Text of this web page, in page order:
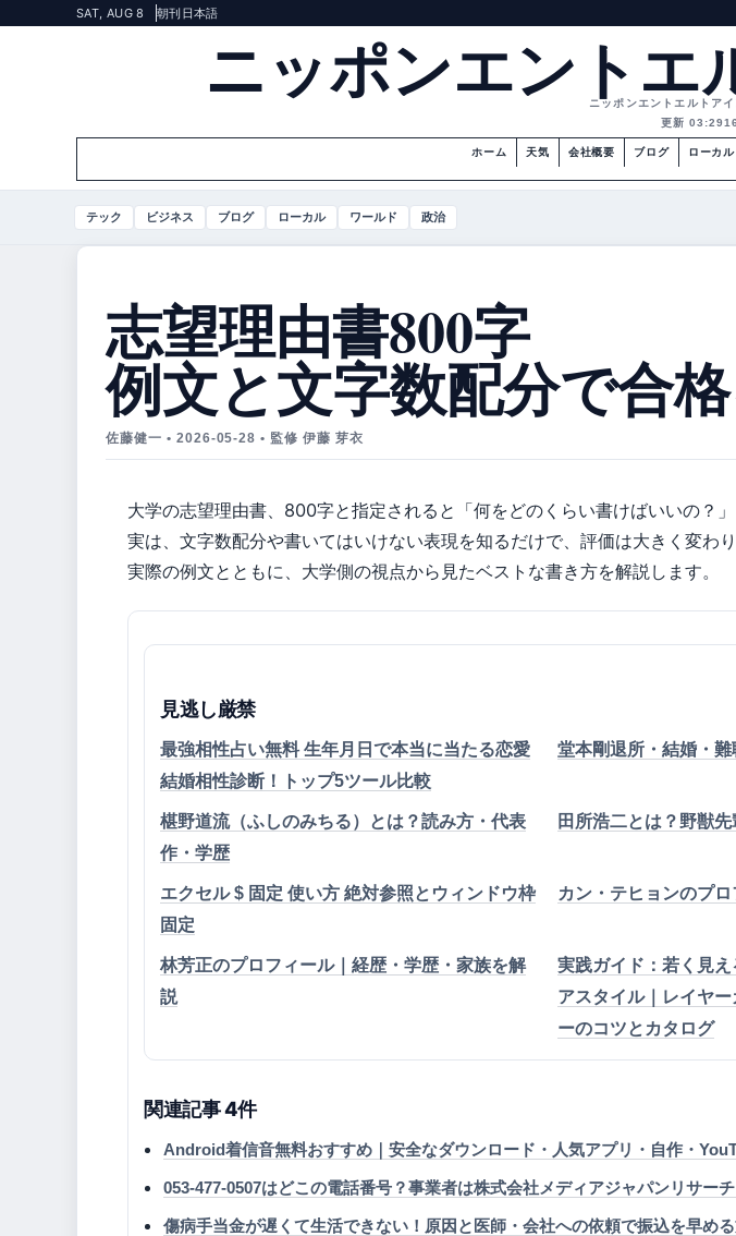
SAT, AUG 8 朝刊 日本語
ニッポンエントエ
ニッポンエントエルトア
更新 03:29
ホーム 天気 会社概要 ブログ ローカル
テック ビジネス ブログ ローカル ワールド 政治
志望理由書800字
例文と文字数配分で合
佐藤健一 • 2026-05-28 • 監修 伊藤 芽衣
大学の志望理由書、800字と指定されると「何をどのくらい書けばいいの？」
実は、文字数配分や書いてはいけない表現を知るだけで、評価は大きく変わ
実際の例文とともに、大学側の視点から見たベストな書き方を解説します。
見逃し厳禁
最強相性占い無料 生年月日で本当に当たる恋愛
結婚相性診断！トップ5ツール比較
堂本剛退所・結婚・
椹野道流（ふしのみちる）とは？読み方・代表
作・学歴
田所浩二とは？野獣
エクセル $ 固定 使い方 絶対参照とウィンドウ枠
固定
カン・テヒョンのプ
林芳正のプロフィール｜経歴・学歴・家族を解
説
実践ガイド：若く見
アスタイル｜レイヤ
ーのコツとカタログ
関連記事 4件
Android着信音無料おすすめ｜安全なダウンロード・人気アプリ・自作・
053-477-0507はどこの電話番号？事業者は株式会社メディアジャパンリサー
傷病手当金が遅くて生活できない！原因と医師・会社への依頼で振込を早め